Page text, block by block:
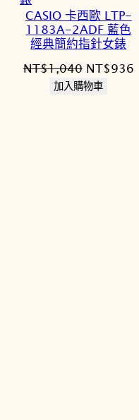
CASIO 卡西歐 LTP-
1183A-2ADF 藍色
經典簡約指針女錶
NT$1,040 原
始
NT$936目
加入購物車